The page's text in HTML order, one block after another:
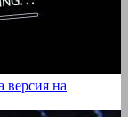
версия на